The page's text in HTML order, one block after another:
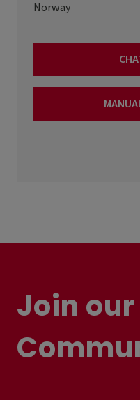
Norway
Join